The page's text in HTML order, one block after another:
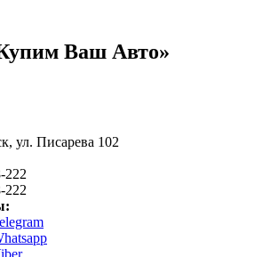
Ваш Авто»
, ул. Писарева 102
222
222